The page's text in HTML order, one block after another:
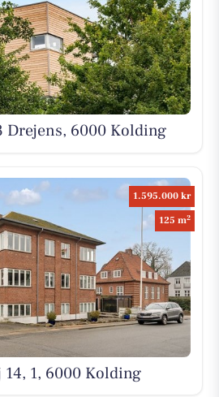
Drejens, 6000 Kolding
1.595.000 kr
125 m2
1, 6000 Kolding